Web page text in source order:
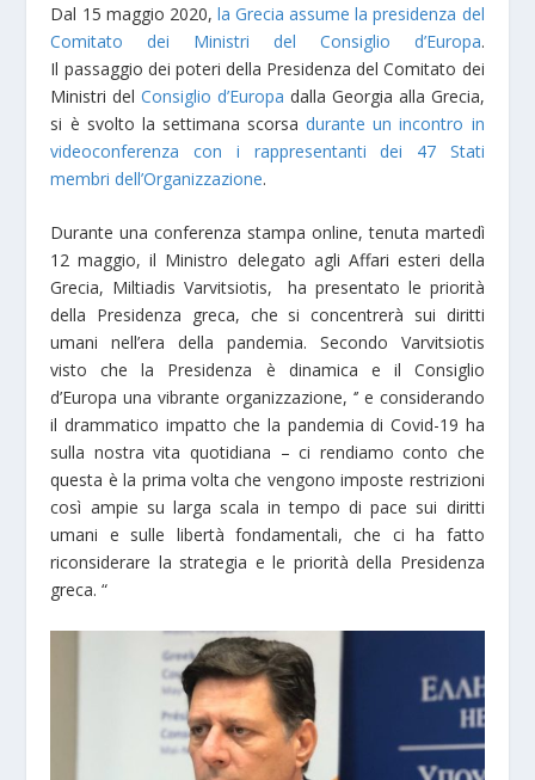
Dal 15 maggio 2020, la Grecia assume la presidenza del
Comitato dei Ministri del Consiglio d’Europa.
Il passaggio dei poteri della Presidenza del Comitato dei
Ministri delConsiglio d’Europa dalla Georgia alla Grecia,
si è svolto la settimana scorsadurante un incontro in
videoconferenza con i rappresentanti dei 47 Stati
membri dell’Organizzazione.
Durante una conferenza stampa online, tenuta martedì
12 maggio, il Ministro delegato agli Affari esteri della
Grecia, Miltiadis Varvitsiotis, ha presentato le priorità
della Presidenza greca, che si concentrerà sui diritti
umani nell’era della pandemia. Secondo Varvitsiotis
visto che la Presidenza è dinamica e il Consiglio
d’Europa una vibrante organizzazione, ‘’ e considerando
il drammatico impatto che la pandemia di Covid-19 ha
sulla nostra vita quotidiana – ci rendiamo conto che
questa è la prima volta che vengono imposte restrizioni
così ampie su larga scala in tempo di pace sui diritti
umani e sulle libertà fondamentali, che ci ha fatto
riconsiderare la strategia e le priorità della Presidenza
greca. “